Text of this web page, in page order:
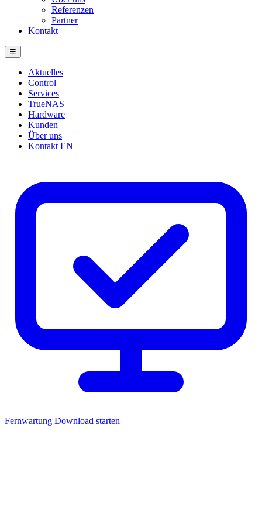
Referenzen
Partner
Kontakt
☰
Aktuelles
Control
Services
TrueNAS
Hardware
Kunden
Über uns
Kontakt EN
Fernwartung Download starten